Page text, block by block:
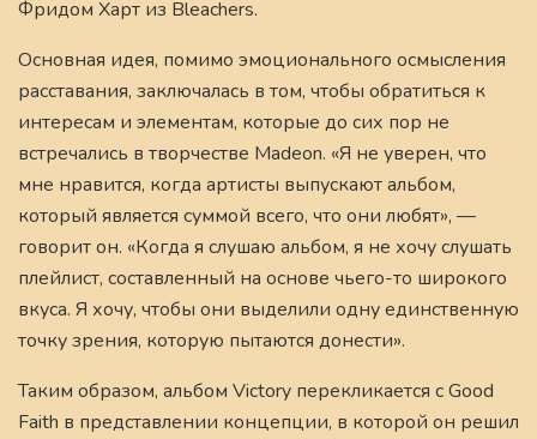
Фридом Харт из Bleachers.
Основная идея, помимо эмоционального осмысления
расставания, заключалась в том, чтобы обратиться к
интересам и элементам, которые до сих пор не
встречались в творчестве Madeon. «Я не уверен, что
мне нравится, когда артисты выпускают альбом,
который является суммой всего, что они любят», —
говорит он. «Когда я слушаю альбом, я не хочу слушать
плейлист, составленный на основе чьего-то широкого
вкуса. Я хочу, чтобы они выделили одну единственную
точку зрения, которую пытаются донести».
Таким образом, альбом Victory перекликается с Good
Faith в представлении концепции, в которой он решил